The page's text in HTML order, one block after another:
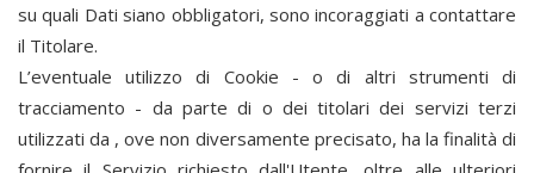
su quali Dati siano obbligatori, sono incoraggiati a contattare
il Titolare.
L’eventuale utilizzo di Cookie - o di altri strumenti di
tracciamento - da parte di o dei titolari dei servizi terzi
utilizzati da , ove non diversamente precisato, ha la finalità di